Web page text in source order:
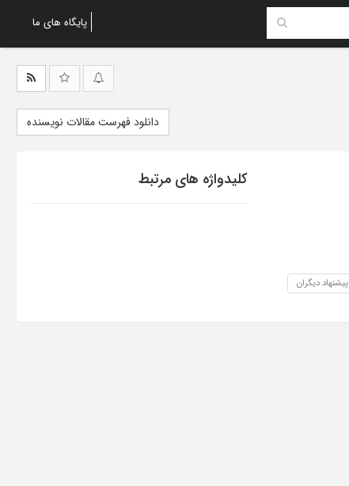
پایگاه های ما
دانلود فهرست مقالات نویسنده
پیشنهاد دیگران
کلیدواژه های مرتبط